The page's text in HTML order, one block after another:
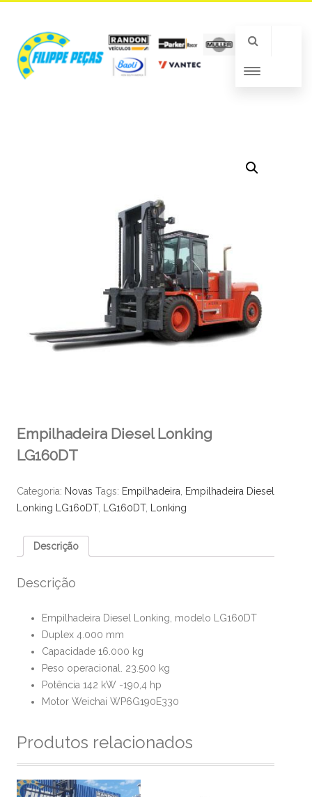
Empilhadeira Diesel Lonking
LG160DT
Categoria: Novas Tags: Empilhadeira
Empilhadeira Diesel
Lonking LG160DT, LG160DT, Lonking
Descrição
Descrição
Empilhadeira Diesel Lonking, modelo LG160DT
Duplex 4.000 mm
Capacidade 16.000 kg
Peso operacional. 23.500 kg
Potência 142 kW -190,4 hp
Motor Weichai WP6G190E330
Produtos relacionados